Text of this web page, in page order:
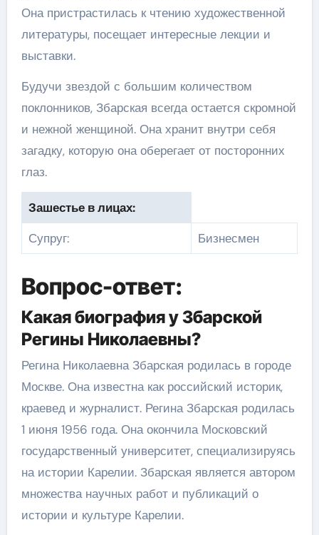
Она пристрастилась к чтению художественной
литературы, посещает интересные лекции и
выставки.
Будучи звездой с большим количеством
поклонников, Збарская всегда остается скромной
и нежной женщиной. Она хранит внутри себя
загадку, которую она оберегает от посторонних
глаз.
Зашестье в лицах:
Супруг:
Бизнесмен
Вопрос-ответ:
Какая биография у Збарской
Регины Николаевны?
Регина Николаевна Збарская родилась в городе
Москве. Она известна как российский историк,
краевед и журналист. Регина Збарская родилась
1 июня 1956 года. Она окончила Московский
государственный университет, специализируясь
на истории Карелии. Збарская является автором
множества научных работ и публикаций о
истории и культуре Карелии.